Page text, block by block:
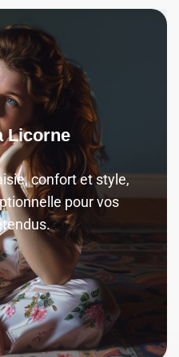
Licorne
confort et style,
pour vos